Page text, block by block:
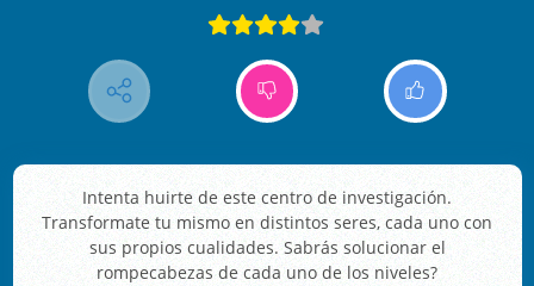
Intenta huirte de este centro de investigación.
Transformate tu mismo en distintos seres, cada uno con
sus propios cualidades. Sabrás solucionar el
rompecabezas de cada uno de los niveles?